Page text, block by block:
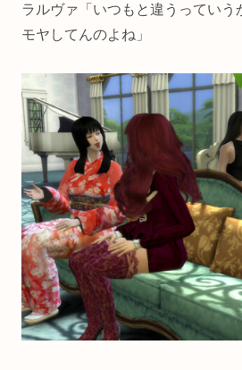
ラルヴァ「いつもと違うっていう
モヤしてんのよね」